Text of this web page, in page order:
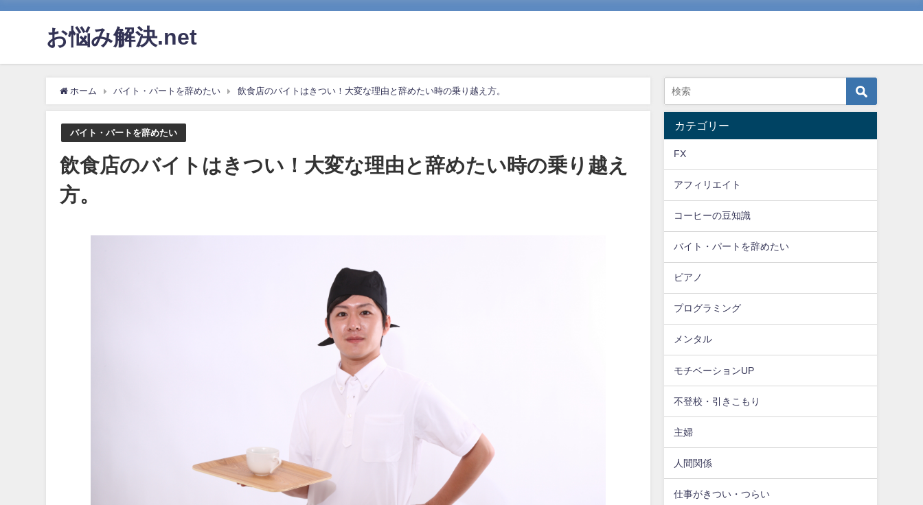
お悩み解決.net
ホーム バイト・パートを辞めたい 飲食店のバイトはきつい！大変な理由と辞めたい時の乗り越え方。
バイト・パートを辞めたい
飲食店のバイトはきつい！大変な理由と辞めたい時の乗り越え
方。
カテゴリー
FX
アフィリエイト
コーヒーの豆知識
バイト・パートを辞めたい
ピアノ
プログラミング
メンタル
モチベーションUP
不登校・引きこもり
主婦
人間関係
仕事がきつい・つらい